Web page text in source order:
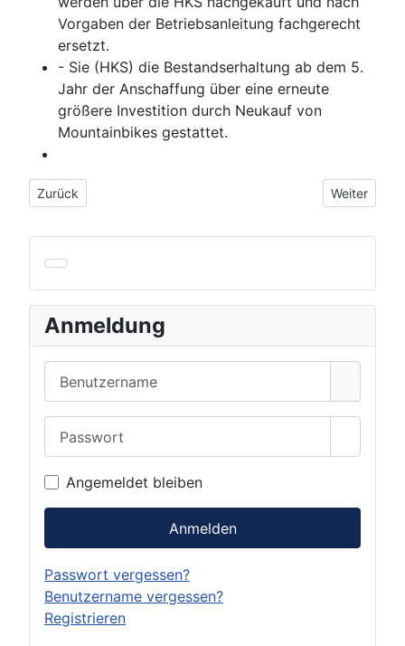
Anmeldung
Angemeldet bleiben
Anmelden
Passwort vergessen?
Benutzername vergessen?
Registrieren
Vorgaben der Betriebsanleitung fachgerecht
ersetzt.
- Sie (HKS) die Bestandserhaltung ab dem 5.
Jahr der Anschaffung über eine erneute
größere Investition durch Neukauf von
Mountainbikes gestattet.
Vorheriger Beitrag: Schulradeln
Zurück Nächster
Weiter